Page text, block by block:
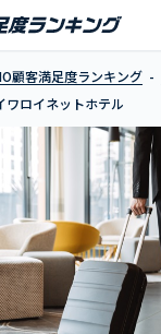
顧客満足度ランキング
ワロイネットホテル